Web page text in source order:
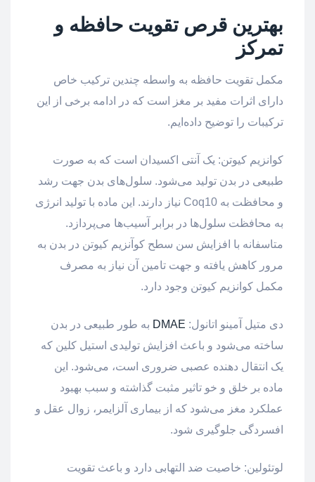
بهترین قرص تقویت حافظه و
تمرکز
مکمل‌ تقویت حافظه به واسطه چندین ترکیب خاص
دارای اثرات مفید بر مغز است که در ادامه برخی از این
ترکیبات را توضیح داده‌ایم.
کوانزیم کیوتن: یک آنتی اکسیدان است که به صورت
طبیعی در بدن تولید می‌شود. سلول‌های بدن جهت رشد
و محافظت به Coq10 نیاز دارند. این ماده با تولید انرژی
به محافظت سلول‌ها در برابر آسیب‌ها می‌پردازد.
متاسفانه با افزایش سن سطح کوآنزیم کیوتن در بدن به
مرور کاهش یافته و جهت تامین آن نیاز به مصرف
مکمل کوانزیم کیوتن وجود دارد.
دی متیل آمینو اتانول: DMAE به طور طبیعی در بدن
ساخته می‌شود و باعث افزایش تولیدی استیل کلین که
یک انتقال دهنده عصبی ضروری است، می‌شود. این
ماده بر خلق و خو تاثیر مثبت گذاشته و سبب بهبود
عملکرد مغز می‌شود که از بیماری آلزایمر، زوال عقل و
افسردگی جلوگیری شود.
لوتئولین: خاصیت ضد التهابی دارد و باعث تقویت